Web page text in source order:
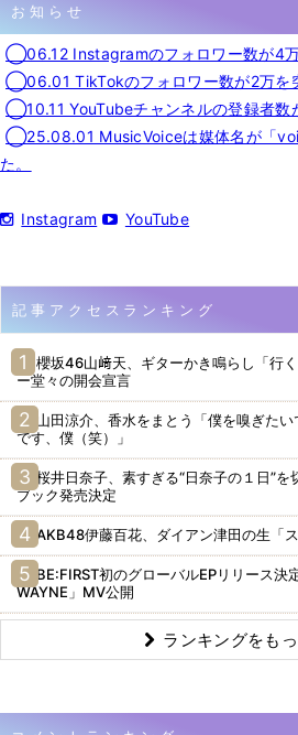
お知らせ
◯06.12 Instagramのフォロワー数が4万
◯06.01 TikTokのフォロワー数が2万を
◯10.11 YouTubeチャンネルの登録者数
◯25.08.01 MusicVoiceは媒体名が「
た。
Instagram YouTube
記事アクセスランキング
櫻坂46山﨑天、ギターかき鳴らし「行
ー堂々の開会宣言
山田涼介、香水をまとう「僕を嗅ぎたい
です、僕（笑）」
桜井日奈子、素すぎる“日奈子の１日”
ブック発売決定
AKB48伊藤百花、ダイアン津田の生「ス
BE:FIRST初のグローバルEPリリース決
WAYNE」MV公開
ランキングをも